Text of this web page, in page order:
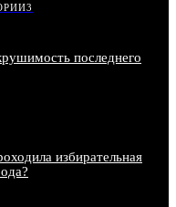
3
последнего
избирательная